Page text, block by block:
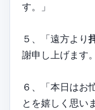
す。」
５、「遠方より
謝申し上げます
６、「本日はお
とを嬉しく思い